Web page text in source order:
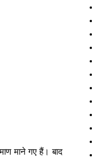
माने गए हैं। बाद